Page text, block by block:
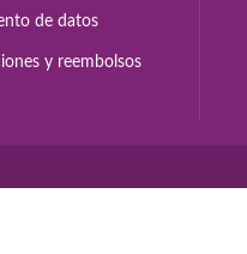
de datos
y reembolsos